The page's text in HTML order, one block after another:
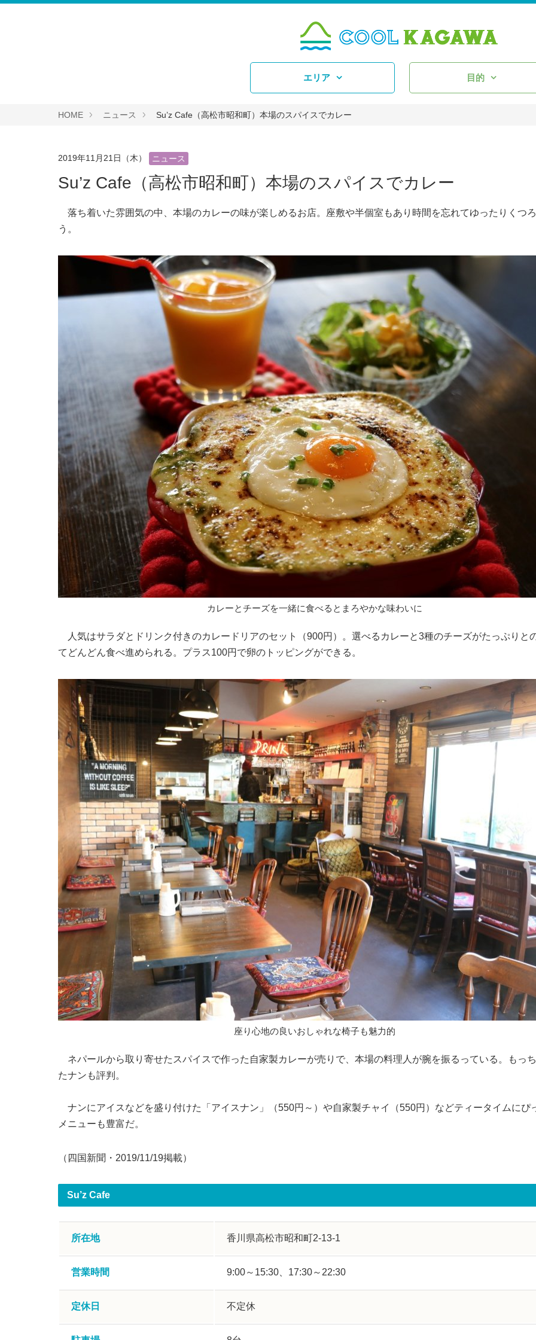
エリア 目的
HOME ニュース Su’z Cafe（高松市昭和町）本場のスパイスでカレー
2019年11月21日（木） ニュース
Su’z Cafe（高松市昭和町）本場のスパイスでカレー
落ち着いた雰囲気の中、本場のカレーの味が楽しめるお店。座敷や半個室もあり時間を忘れてゆったりくつ
う。
カレーとチーズを一緒に食べるとまろやかな味わいに
人気はサラダとドリンク付きのカレードリアのセット（900円）。選べるカレーと3種のチーズがたっぷりと
てどんどん食べ進められる。プラス100円で卵のトッピングができる。
座り心地の良いおしゃれな椅子も魅力的
ネパールから取り寄せたスパイスで作った自家製カレーが売りで、本場の料理人が腕を振るっている。もっ
たナンも評判。
ナンにアイスなどを盛り付けた「アイスナン」（550円～）や自家製チャイ（550円）などティータイムにぴ
メニューも豊富だ。
（四国新聞・2019/11/19掲載）
Su’z Cafe
所在地 香川県高松市昭和町2-13-1
営業時間 9:00～15:30、17:30～22:30
定休日 不定休